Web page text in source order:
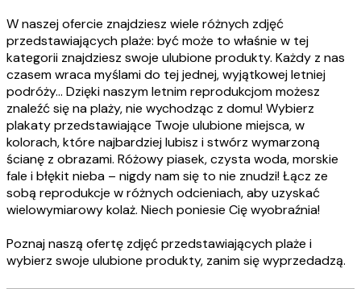
W naszej ofercie znajdziesz wiele różnych zdjęć
przedstawiających plaże: być może to właśnie w tej
kategorii znajdziesz swoje ulubione produkty. Każdy z nas
czasem wraca myślami do tej jednej, wyjątkowej letniej
podróży... Dzięki naszym letnim reprodukcjom możesz
znaleźć się na plaży, nie wychodząc z domu! Wybierz
plakaty przedstawiające Twoje ulubione miejsca, w
kolorach, które najbardziej lubisz i stwórz wymarzoną
ścianę z obrazami. Różowy piasek, czysta woda, morskie
fale i błękit nieba – nigdy nam się to nie znudzi! Łącz ze
sobą reprodukcje w różnych odcieniach, aby uzyskać
wielowymiarowy kolaż. Niech poniesie Cię wyobraźnia!
Poznaj naszą ofertę zdjęć przedstawiających plaże i
wybierz swoje ulubione produkty, zanim się wyprzedadzą.